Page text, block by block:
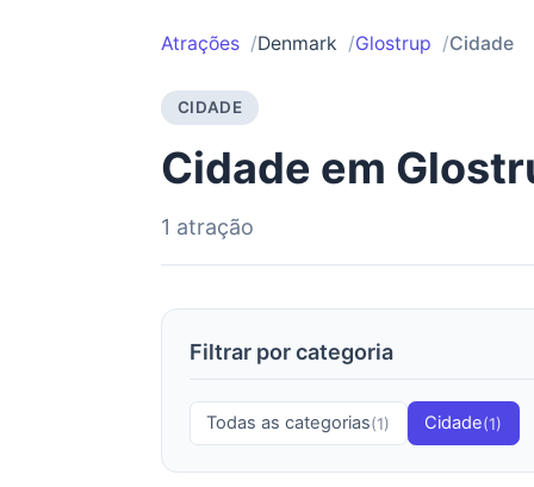
Atrações Denmark Glostrup Cidade
CIDADE
Cidade em
1 atração
Filtrar por categoria
Todas as categorias(1) Cidade(1)